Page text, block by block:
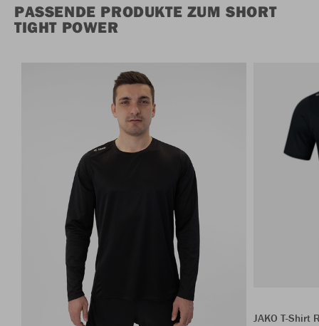
PASSENDE PRODUKTE ZUM SHORT
TIGHT POWER
JAKO T-Shirt